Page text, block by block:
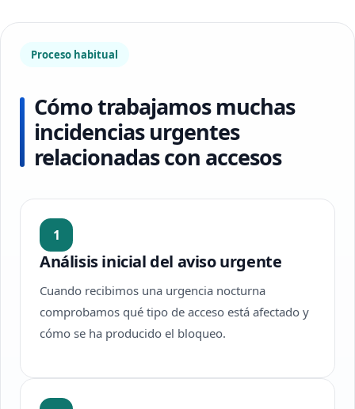
Proceso habitual
Cómo trabajamos muchas
incidencias urgentes
relacionadas con accesos
1
Análisis inicial del aviso urgente
Cuando recibimos una urgencia nocturna
comprobamos qué tipo de acceso está afectado y
cómo se ha producido el bloqueo.